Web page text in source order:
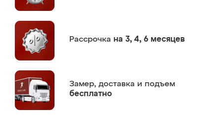
Рассрочка на 3, 4, 6 месяцев
Замер, доставка и подъем
бесплатно